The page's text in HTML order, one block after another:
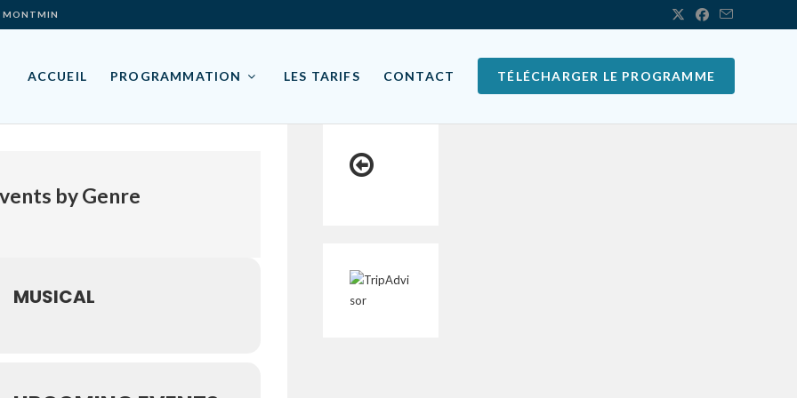
MONTMIN
ACCUEIL PROGRAMMATION LES TARIFS CONTACT TÉLÉCHARGER LE PROGRAMME
by Genre
MUSICAL
